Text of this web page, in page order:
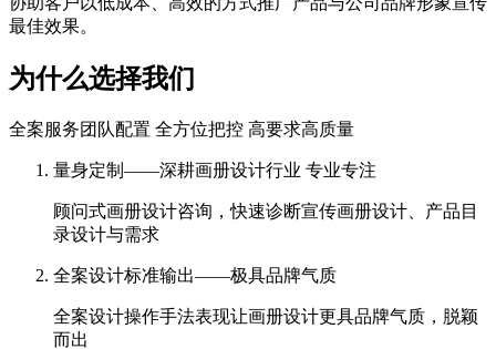
最佳效果。
为什么选择我们
全案服务团队配置 全方位把控 高要求高质量
量身定制——深耕画册设计行业 专业专注
顾问式画册设计咨询，快速诊断宣传画册设计、产品目
录设计与需求
全案设计标准输出——极具品牌气质
全案设计操作手法表现让画册设计更具品牌气质，脱颖
而出